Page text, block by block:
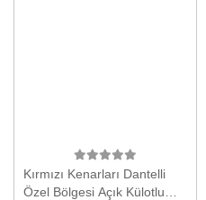
Kırmızı Kenarları Dantelli
Özel Bölgesi Açık Külotlu